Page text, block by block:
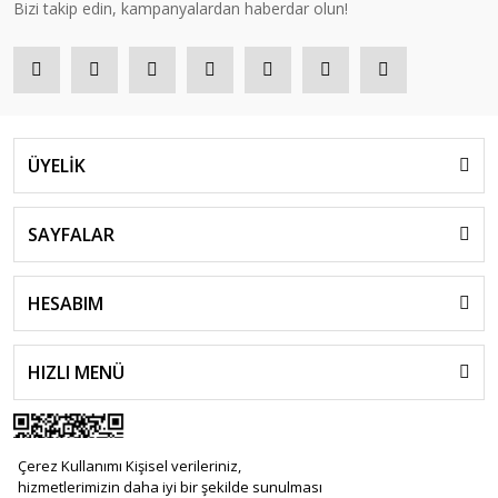
Çerez Kullanımı Kişisel verileriniz,
hizmetlerimizin daha iyi bir şekilde sunulması
Bizi takip edin, kampanyalardan haberdar olun!
ÜYELİK
SAYFALAR
HESABIM
HIZLI MENÜ